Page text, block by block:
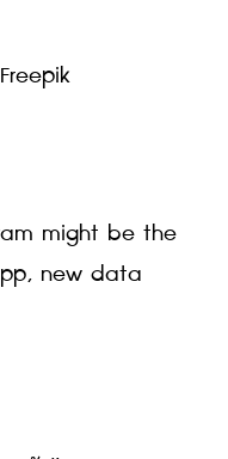
might be the
new data